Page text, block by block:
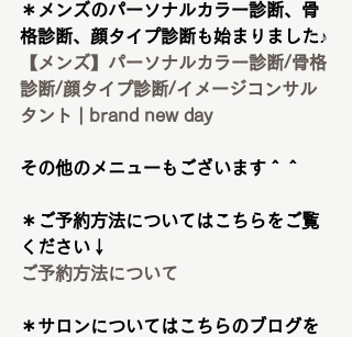
＊メンズのパーソナルカラー診断、骨
格診断、顔タイプ診断も始まりました♪
【メンズ】パーソナルカラー診断/骨格
診断/顔タイプ診断/イメージコンサル
タント | brand new day
その他のメニューもございます＾＾
＊ご予約方法についてはこちらをご覧
ください↓
ご予約方法について
＊サロンについてはこちらのブログを